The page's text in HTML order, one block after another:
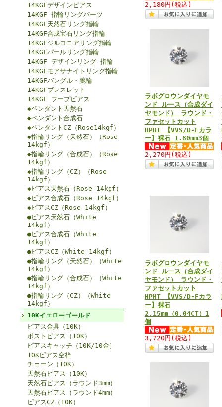
14KGFデザインピアス
14KGF 指輪リングパーツ
14KGF天然石リング指輪
14KGF合成宝石リング指輪
14KGFジルコニアリング指輪
14KGFパールリング指輪
14KGF デザインリング 指輪
14KGFモアサナイトリング指輪
14KGFバングル・腕輪
14KGFブレスレット
14KGF フープピアス
◆ペンダント天然石
◆ペンダント合成石
◆ペンダントCZ（Rose14kgf）
◆指輪リング（天然石）（Rose
14kgf）
◆指輪リング（合成石）（Rose
14kgf）
◆指輪リング（CZ）（Rose
14kgf）
◆ピアス天然石（Rose 14kgf）
◆ピアス合成石（Rose 14kgf）
◆ピアスCZ（Rose 14kgf）
●ピアス天然石（White
14kgf）
●ピアス合成石（White
14kgf）
●ピアスCZ（White 14kgf）
●指輪リング（天然石）（White
14kgf）
●指輪リング（合成石）（White
14kgf）
●指輪リング（CZ）（White
14kgf）
10Kイエローゴールド
ピアス金具（10K）
ポストピアス（10K）
ピアスキャッチ（10K/10金）
10Kピアス空枠
チェーン（10K）
天然石ピアス（10K）
天然石ピアス（ラウンド3mm）
天然石ピアス（ラウンド4mm）
ピアスCZ（10K）
2,180円 (税込)
ラボグロウンダイヤモ
ンド ルース（合成ダイ
ヤモンド） ラウンド・
ファセットカット
HPHT 【VVS/D-Fカラ
ー】裸石 1.80mm3個
2,270円 (税込)
ラボグロウンダイヤモ
ンド ルース（合成ダイ
ヤモンド） ラウンド・
ファセットカット
HPHT 【VVS/D-Fカラ
ー】裸石
2.15mm（0.04CT）1
個
3,720円 (税込)